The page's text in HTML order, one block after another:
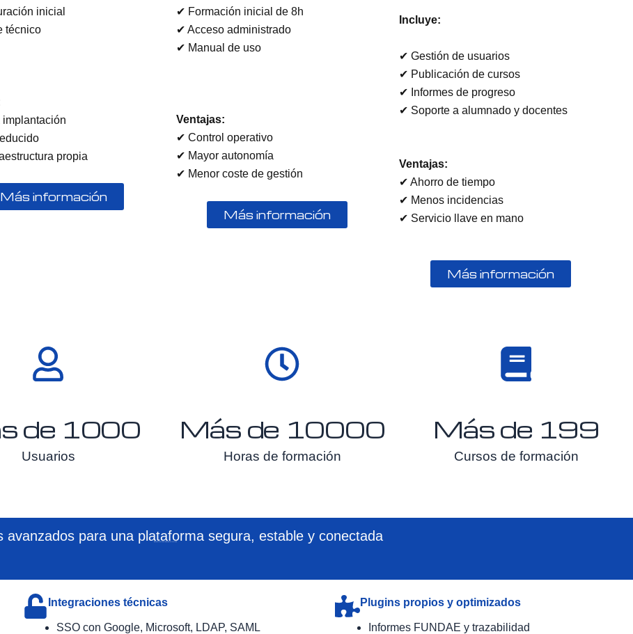
inicial
técnico
propia
Más información
✔ Formación inicial de 8h
✔ Acceso administrado
✔ Manual de uso
Ventajas:
✔ Control operativo
✔ Mayor autonomía
✔ Menor coste de gestión
Más información
Incluye:
✔ Gestión de usuarios
✔ Publicación de cursos
✔ Informes de progreso
✔ Soporte a alumnado y docentes
Ventajas:
✔ Ahorro de tiempo
✔ Menos incidencias
✔ Servicio llave en mano
Más información
Usuarios
de 1000
Horas de formación
Más de 10000
Cursos de formación
Más de 200
avanzados para una plataforma segura, estable y conectada
Integraciones técnicas
SSO con Google, Microsoft, LDAP, SAML
Plugins propios y optimizados
Informes FUNDAE y trazabilidad